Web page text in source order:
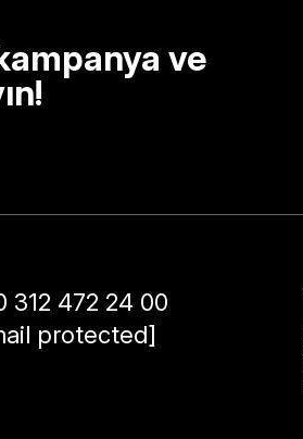
ve
312 472 24 00
protected]